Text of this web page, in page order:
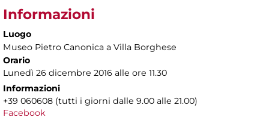
Informazioni
Luogo
Museo Pietro Canonica a Villa Borghese
Orario
Lunedì 26 dicembre 2016 alle ore 11.30
Informazioni
+39 060608 (tutti i giorni dalle 9.00 alle 21.00)
Facebook